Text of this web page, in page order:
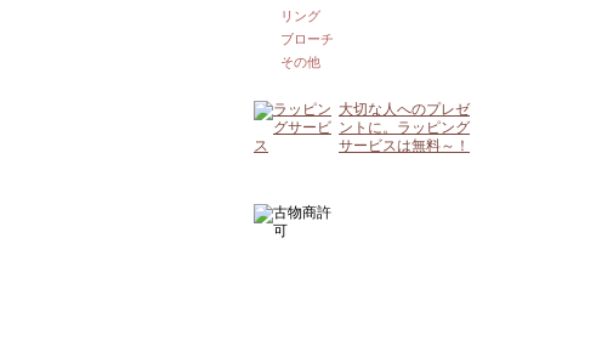
リング
ブローチ
その他
大切な人へのプレゼ
ントに。ラッピング
サービスは無料～！